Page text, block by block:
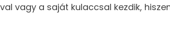
vagy a saját kulaccsal kezdik,